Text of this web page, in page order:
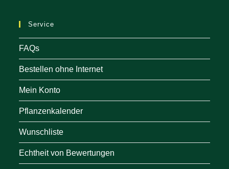
Service
FAQs
Bestellen ohne Internet
Mein Konto
Pflanzenkalender
Wunschliste
Echtheit von Bewertungen